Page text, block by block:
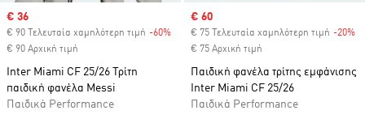
Sale price
€ 36
€ 90 Τελευταία χαμηλότερη τιμή -60% Discount
€ 90 Αρχική τιμή
Inter Miami CF 25/26 Τρίτη
παιδική φανέλα Messi
Παιδικά Performance
Sale price
€ 60
€ 75 Τελευταία χαμηλότερη τιμή -20%
€ 75 Αρχική τιμή
Παιδική φανέλα τρίτης εμφάνισης
Inter Miami CF 25/26
Παιδικά Performance